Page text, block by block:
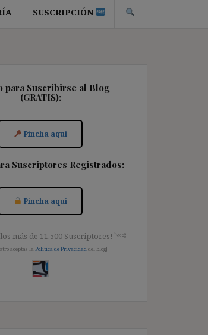
SUSCRIPCIÓN
para Suscribirse al Blog
(GRATIS):
Pincha aquí
Suscriptores Registrados:
Pincha aquí
más de 11.500 Suscriptores! ༺
aceptas la Política de Privacidad del blog]